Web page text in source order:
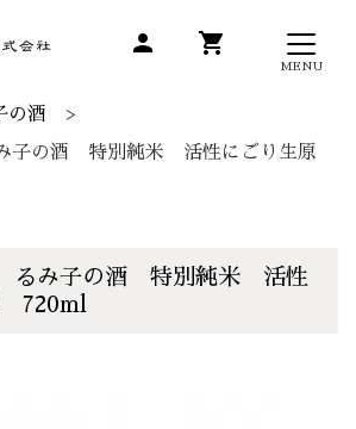
person shopping_cart
MENU
の酒
子の酒 特別純米 活性にごり生原
るみ子の酒 特別純米 活性
720ml